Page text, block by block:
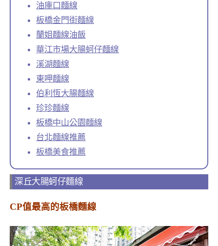
油庫口麵線
板橋金門街麵線
蘭姐麵線油飯
華江市場大腸蚵仔麵線
溪湖麵線
東呷麵線
伯利恆大腸麵線
珍珍麵線
板橋中山公園麵線
台北麵線推薦
板橋美食推薦
深丘大腸蚵仔麵線
CP值最高的板橋麵線